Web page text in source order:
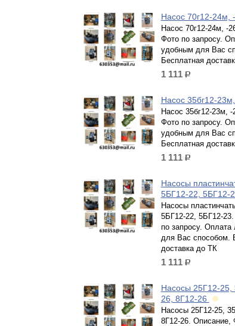
Насос 70г12-24м,
Насос 70г12-24м, -
Фото по запросу.
удобным для Вас
Бесплатная
1 111 р.
Насос 35бг12-
Насос 35бг12-23м,
Фото по запросу.
удобным для Вас
Бесплатная
1 111 р.
Насосы
5БГ12-22, 5БГ12-
Насосы
5БГ12-22, 5БГ12-
по запросу.
для Вас способом.
доставка до ТК
1 111 р.
Насосы 25Г12-25,
26, 8Г12-26
Насосы 25Г12-25,
8Г12-26. Описание,